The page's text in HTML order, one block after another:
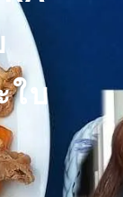
ใบ